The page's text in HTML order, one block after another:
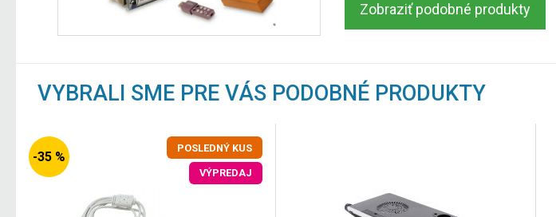
Zobraziť podobné produkty
VYBRALI SME PRE VÁS PODOBNÉ PRODUKTY
-35 %
POSLEDNÝ KUS
VÝPREDAJ